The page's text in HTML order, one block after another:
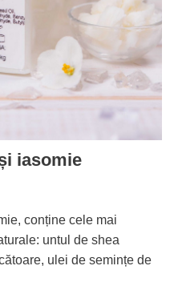
iasomie
conține cele mai
untul de shea
ulei de semințe de